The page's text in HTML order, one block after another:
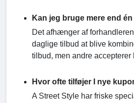
Kan jeg bruge mere end
Det afhænger af
daglige tilbud at blive
tilbud, men andre accepterer
Hvor ofte tilføjer I nye
A Street Style har friske